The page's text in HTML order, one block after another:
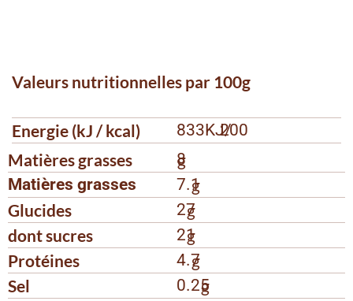
Valeurs nutritionnelles par 100g
Energie (kJ / kcal) 833KJ/200
Matières grasses 8
g
Matières grasses 7.1
g
Glucides
27
g
dont sucres
21
g
Protéines
4.7
g
Sel
0.25
g